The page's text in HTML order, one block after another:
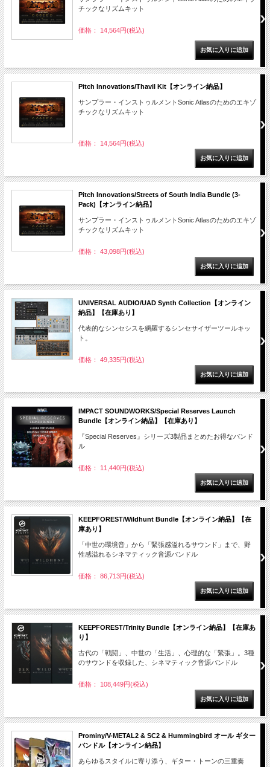
チックなリズムキット
価格： 14,564円(税込)
Pitch Innovations/Thavil Kit【オンライン納品】
サンプラー・インストゥルメントSonic Atlasのためのエキゾ
チックなリズムキット
価格： 14,564円(税込)
Pitch Innovations/Streets of South India Bundle (3-
Pack)【オンライン納品】
サンプラー・インストゥルメントSonic Atlasのためのエキゾ
チックなリズムキット
価格： 43,098円(税込)
UNIVERSAL AUDIO/UAD Synth Collection【オンライン
納品】【在庫あり】
代表的なシンセシスを網羅するシンセサイザーツールキッ
ト。
価格： 49,335円(税込)
IMPACT SOUNDWORKS/Special Reserves Launch
Bundle【オンライン納品】【在庫あり】
『Special Reserves』シリーズ3製品まとめたお得なバンド
ル
価格： 11,440円(税込)
KEEPFOREST/Wildhunt Bundle【オンライン納品】【在
庫あり】
「中世の環境音」から「緊張感溢れるサウンド」まで、野
性感溢れるシネマティック音源バンドル
価格： 86,713円(税込)
KEEPFOREST/Trinity Bundle【オンライン納品】【在庫あ
り】
古代の「戦闘」、中世の「生活」、心理的な「緊張」。3種
のサウンドを収録した、シネマティック音源バンドル
価格： 108,449円(税込)
Prominy/V-METAL2 & SC2 & Hummingbird オール ギター
バンドル【オンライン納品】
あらゆるスタイルに寄り添う、ギター・トーンの三重奏